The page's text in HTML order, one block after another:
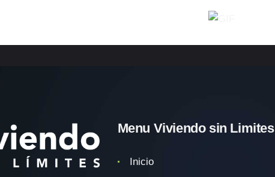
Menu Viviendo sin Limites
Inicio